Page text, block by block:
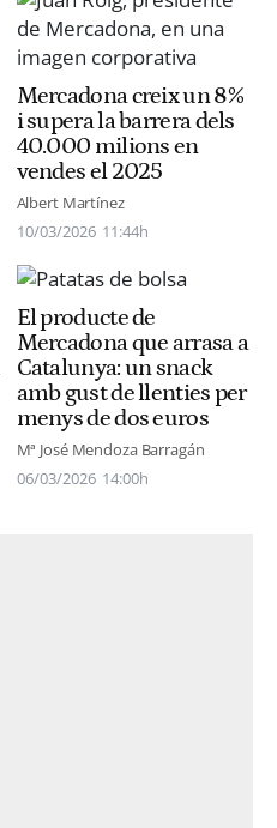
Mercadona creix un 8%
i supera la barrera dels
40.000 milions en
vendes el 2025
Albert Martínez
10/03/2026 11:44h
El producte de
Mercadona que arrasa a
Catalunya: un snack
amb gust de llenties per
menys de dos euros
Mª José Mendoza Barragán
06/03/2026 14:00h